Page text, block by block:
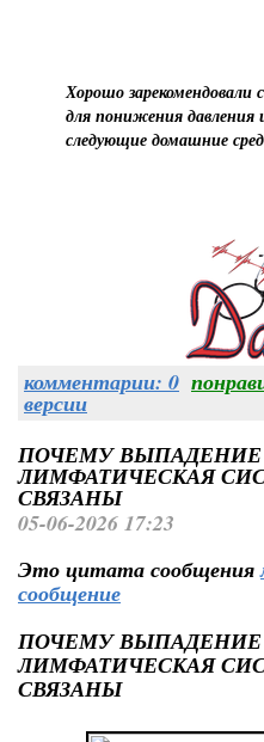
Хорошо зарекомендовали
для понижения давления
следующие домашние
комментарии: 0
версии
ПОЧЕМУ ВЫПАДЕНИЕ
ЛИМФАТИЧЕСКАЯ
СВЯЗАНЫ
05-06-2026 17:23
Это цитата сообщения
сообщение
ПОЧЕМУ ВЫПАДЕНИЕ
ЛИМФАТИЧЕСКАЯ
СВЯЗАНЫ